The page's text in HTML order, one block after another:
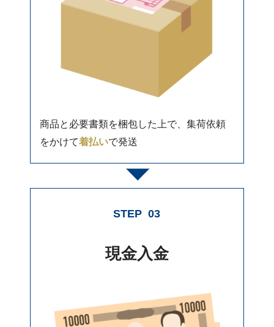
商品と必要書類を梱包した上で、集荷依頼
をかけて着払いで発送
STEP 03
現金入金